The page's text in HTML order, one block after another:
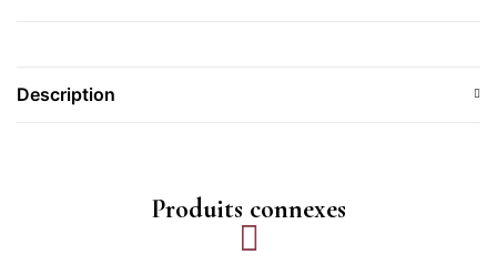
Description
Produits connexes